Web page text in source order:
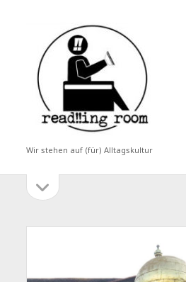
read!!ing
room
Wir stehen auf (für) Alltagskultur
Seitenleiste
öffnen